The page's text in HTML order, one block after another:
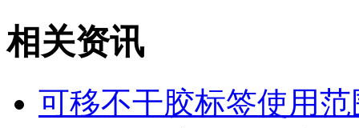
相关资讯
可移不干胶标签使用范